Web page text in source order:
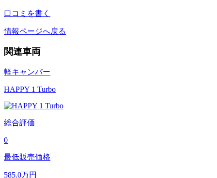
口コミを書く
情報ページへ戻る
関連車両
軽キャンパー
HAPPY 1 Turbo
総合評価
0
最低販売価格
585.0万円